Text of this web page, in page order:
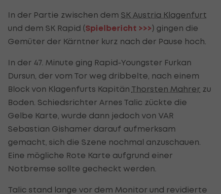
In der Partie zwischen dem SK Austria Klagenfurt
und dem SK Rapid (Spielbericht >>>) gingen die
Gemüter der Kärntner kurz nach der Pause hoch.
In der 47. Minute ging Rapid-Youngster Furkan
Dursun, der vom Tor weg dribbelte, nach einem
Block von Klagenfurts Kapitän Thorsten Mahrer zu
Boden. Schiedsrichter Arnes Talic zückte die
Gelbe Karte, wurde dann jedoch von VAR
Sebastian Gishamer darauf aufmerksam
gemacht, sich die Szene nochmal anzuschauen.
Eine mögliche Rote Karte aufgrund einer
Notbremse sollte gecheckt werden.
Talic stand lange vor dem Monitor und revidierte